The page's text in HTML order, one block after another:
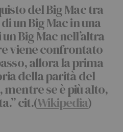
del Big Mac tra
un Big Mac in una
Big Mac nell’altra
viene confrontato
allora la prima
della parità del
se è più alto,
cit.(Wikipedia)